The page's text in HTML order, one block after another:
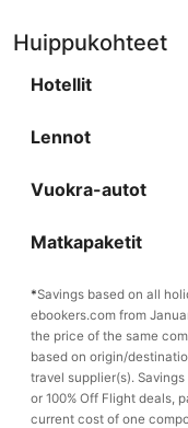
Huippukohteet
Hotellit
Lennot
Vuokra-autot
Matkapaketit
*Savings based on all
ebookers.com from
the price of the same
based on origin/
travel supplier(s).
or 100% Off Flight deals,
current cost of one